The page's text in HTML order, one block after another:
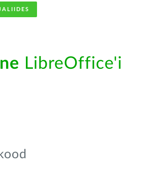
LibreOffice'i